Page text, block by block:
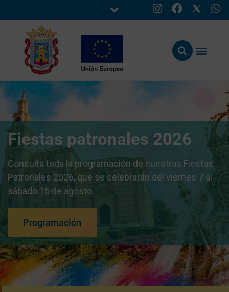
Fiestas patronales 2026
Consulta toda la programación de nuestras Fiestas
Patronales 2026, que se celebrarán del viernes 7 al
sábado 15 de agosto.
Programación